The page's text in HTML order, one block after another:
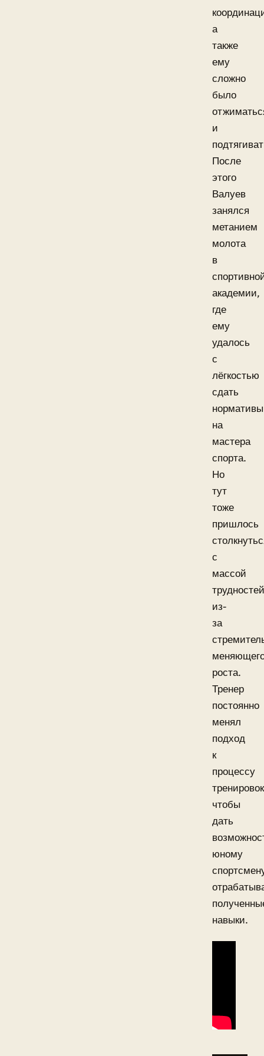
а
также
ему
сложно
было
и
После
этого
Валуев
занялся
метанием
молота
в
академии,
где
ему
удалось
с
лёгкостью
сдать
нормативы
на
мастера
спорта.
Но
тут
тоже
пришлось
с
массой
трудностей
из-
за
роста.
Тренер
постоянно
менял
подход
к
процессу
чтобы
дать
юному
навыки.